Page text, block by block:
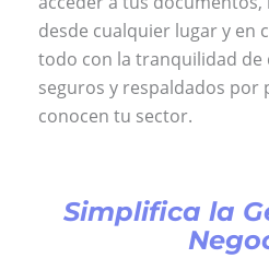
desde cualquier lugar y en
todo con la tranquilidad de
seguros y respaldados por
conocen tu sector.
Simplifica la